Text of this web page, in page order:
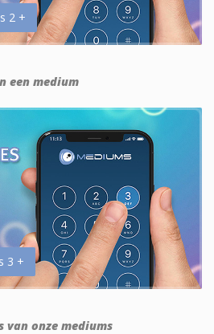
2 +
een medium
3 +
onze mediums